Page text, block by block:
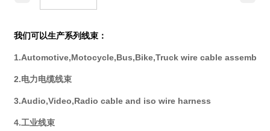
我们可以生产系列线束：
1.Automotive,Motocycle,Bus,Bike,Truck wire cable assembly
2.电力电缆线束
3.Audio,Video,Radio cable and iso wire harness
4.工业线束